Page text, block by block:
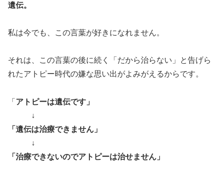
遺伝。
私は今でも、この言葉が好きになれません。
それは、この言葉の後に続く「だから治らない」と告げら
れたアトピー時代の嫌な思い出がよみがえるからです。
「 アトピーは遺伝です」
↓
「遺伝は治療できません」
↓
「治療できないのでアトピーは治せません」